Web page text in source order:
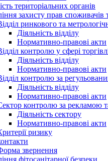
територіальних органів
захисту прав
ринкового та
Діяльність відділу
Нормативно-правові акти
контролю у сфері
Діяльність відділу
Нормативно-правові акти
контролю за
Діяльність відділу
Нормативно-правові акти
контролю за рекламою
Діяльність сектору
Нормативно-правові акти
ризику
звернення
фітосанітарної безпеки